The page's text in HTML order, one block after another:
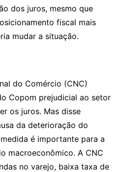
dos juros, mesmo que
fiscal mais
mudar a situação.
do Comércio (CNC)
Copom prejudicial ao setor
os juros. Mas disse
da deterioração do
é importante para a
macroeconômico. A CNC
no varejo, baixa taxa de